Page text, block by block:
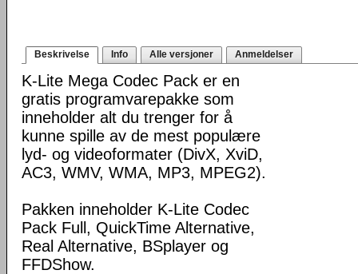
Beskrivelse Info Alle versjoner Anmeldelser
K-Lite Mega Codec Pack er en
gratis programvarepakke som
inneholder alt du trenger for å
kunne spille av de mest populære
lyd- og videoformater (DivX, XviD,
AC3, WMV, WMA, MP3, MPEG2).
Pakken inneholder K-Lite Codec
Pack Full, QuickTime Alternative,
Real Alternative, BSplayer og
FFDShow.